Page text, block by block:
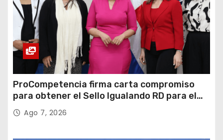
ProCompetencia firma carta compromiso
para obtener el Sello Igualando RD para el
Sector Público
Ago 7, 2026